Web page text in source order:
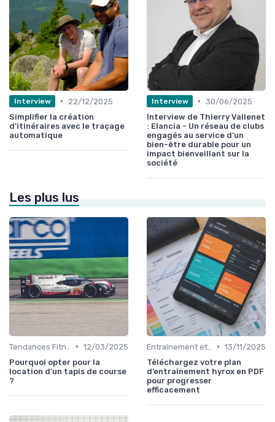
Interview •
22/12/2025
Simplifier la création
d'itinéraires avec le traçage
automatique
Interview • 30/06/2025
Interview de Thierry Vallenet
: Elancia - Un réseau de clubs
engagés au service d’un
bien-être durable pour un
impact bienveillant sur la
société
Les plus lus
• 12/03/2025
Pourquoi opter pour la
location d'un tapis de course
?
• 13/11/2025
Téléchargez votre plan
d’entraînement hyrox en PDF
pour progresser
efficacement